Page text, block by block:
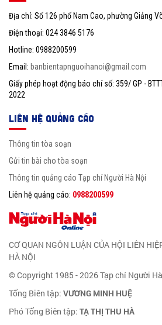
CƠ QUAN NGÔN LUẬN CỦA HỘI LIÊN
HÀ NỘI
© Copyright 1985 - 2026 Tạp chí Người
Tổng Biên tập: VƯƠNG MINH HUỆ
Phó Tổng Biên tập: TẠ THỊ THU HÀ
Địa chỉ: Số 126 phố Nam Cao, phường Giảng
Điện thoại: 024 3846 5176
Hotline: 0988200599
Email: banbientapnguoihanoi@gmail.com
Giấy phép hoạt động báo chí số: 359/ GP -
2022
LIÊN HỆ QUẢNG CÁO
Thông tin tòa soạn
Gửi tin bài cho tòa soạn
Thông tin quảng cáo Tạp chí Người Hà Nội
Liên hệ quảng cáo: 0988200599